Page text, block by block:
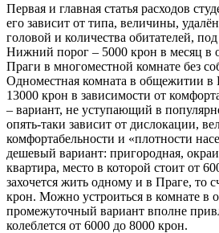
Первая и главная статья расходов
его зависит от типа, величины,
головой и количества обитателей,
Нижний порог – 5000 крон в месяц в
Праги в многоместной комнате без
Одноместная комната в общежитии в
13000 крон в зависимости от
– вариант, не уступающий в
опять-таки зависит от дислокации,
комфортабельности и «плотности
дешевый вариант: пригородная,
квартира, место в которой стоит от
захочется жить одному и в Праге, то
крон. Можно устроиться в комнате в
промежуточный вариант вполне
колеблется от 6000 до 8000 крон.